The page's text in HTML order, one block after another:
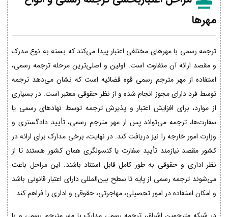
مهرها
ترجمه رسمی با مهرهای مختلفی اعتبار پیدا می‌کند که بسته به نوع مدرک
و مقصد ارائه آن متفاوت است. اولین و اصلی‌ترین مرحله ترجمه رسمی،
استفاده از مهر مترجم رسمی قوه قضائیه است که نشان می‌دهد ترجمه
توسط فرد دارای مجوز انجام شده و از نظر حقوقی معتبر است. در بسیاری
از موارد، برای افزایش اعتبار و پذیرش ترجمه توسط نهادهای رسمی یا
سفارت‌ها، ترجمه می‌تواند پس از مهر مترجم رسمی، تأیید دادگستری و
وزارت امور خارجه را نیز دریافت کند. در نهایت، برخی مدارک برای ارائه در
کشور مقصد نیازمند تأیید سفارت یا کنسولگری همان کشور هستند تا از
نظر اداری و حقوقی به طور کامل قابل استناد باشند. این مراحل باعث
می‌شوند ترجمه رسمی از پایه تا سطح بین‌المللی دارای اعتبار قانونی باشد
و امکان استفاده در امور تحصیلی، مهاجرتی، حقوقی و اداری را فراهم کند.